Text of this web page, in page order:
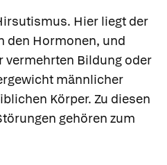
Hier liegt der
den Hormonen, und
vermehrten Bildung oder
männlicher
Körper. Zu diesen
gehören zum